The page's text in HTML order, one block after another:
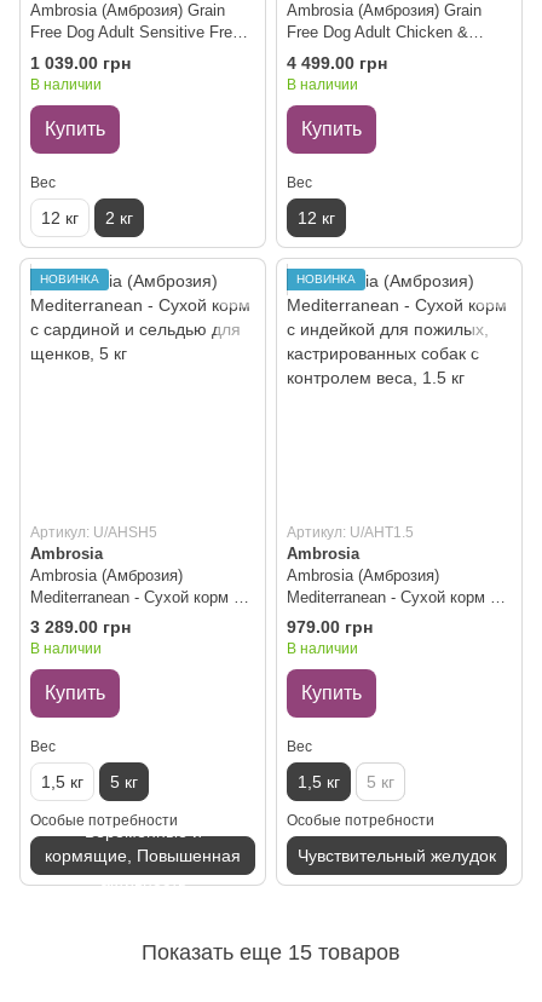
Ambrosia (Амброзия) Grain
Free Dog Adult Sensitive Fresh
Turkey & Rabbit - Сухой
беззерновой корм со свежей
взрослых собак, 2 кг
1 039.00 грн
В наличии
Купить
Вес
12 кг 2 кг
Ambrosia (Амброзия) Grain
Free Dog Adult Chicken &
Fresh Salmon - Сухой корм
беззерновой с курицей и
взрослых собак, 12 кг
4 499.00 грн
В наличии
Купить
Вес
12 кг
НОВИНКА
Артикул: U/AHSH5
Ambrosia
Ambrosia (Амброзия)
Mediterranean - Сухой корм с
сардиной и сельдью для
щенков, 5 кг
3 289.00 грн
В наличии
Купить
Вес
1,5 кг 5 кг
Особые потребности
Беременные и
кормящие, Повышенная
активность
НОВИНКА
Артикул: U/AHT1.5
Ambrosia
Ambrosia (Амброзия)
Mediterranean - Сухой корм с
индейкой для пожилых,
кастрированных собак с
979.00 грн
В наличии
Купить
Вес
1,5 кг 5 кг
Особые потребности
Чувствительный желудок
Показать еще 15 товаров